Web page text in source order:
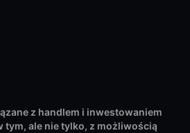
z handlem i inwestowaniem
tym, ale nie tylko, z możliwością